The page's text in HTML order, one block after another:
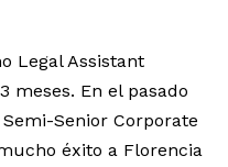
Legal Assistant
meses. En el pasado
Senior Corporate
éxito a Florencia